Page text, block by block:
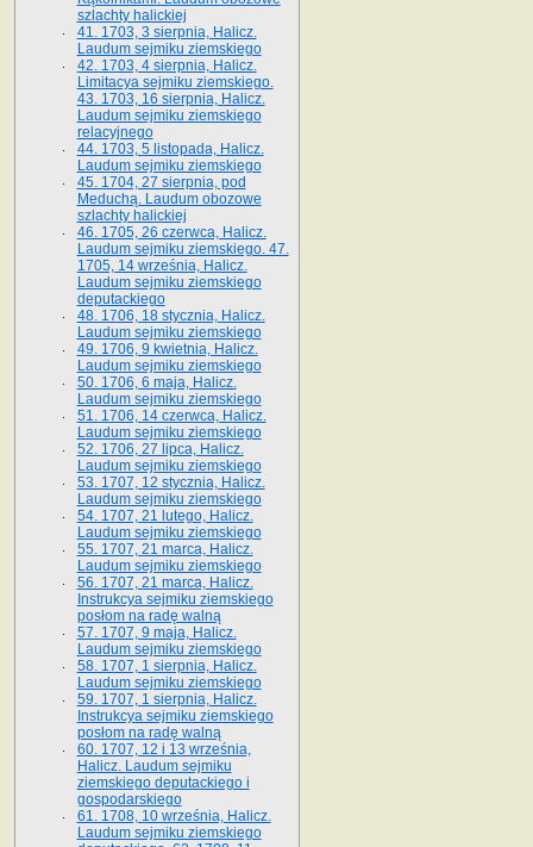
szlachty halickiej
41­. 1703, 3 sierpnia, Halicz.
Laudum sejmiku ziemskiego
42. 1703, 4 sierpnia, Halicz.
Limitacya sejmiku ziemskiego.
43. 1703, 16 sierpnia, Halicz.
Laudum sejmiku ziemskiego
relacyjnego
44. 1703, 5 listopada, Halicz.
Laudum sejmiku ziemskiego
45. 1704, 27 sierpnia, pod
Meduchą. Laudum obozowe
szlachty halickiej
46. 1705, 26 czerwca, Halicz.
Laudum sejmiku ziemskiego. 47.
1705, 14 września, Halicz.
Laudum sejmiku ziemskiego
deputackiego
48. 1706, 18 stycznia, Halicz.
Laudum sejmiku ziemskiego
49. 1706, 9 kwietnia, Halicz.
Laudum sejmiku ziemskiego
50. 1706, 6 maja, Halicz.
Laudum sejmiku ziemskiego
51. 1706, 14 czerwca, Halicz.
Laudum sejmiku ziemskiego
52. 1706, 27 lipca, Halicz.
Laudum sejmiku ziemskiego
53. 1707, 12 stycznia, Halicz.
Laudum sejmiku ziemskiego
54. 1707, 21 lutego, Halicz.
Laudum sejmiku ziemskiego
55. 1707, 21 marca, Halicz.
Laudum sejmiku ziemskiego
56. 1707, 21 marca, Halicz.
Instrukcya sejmiku ziemskiego
posłom na radę walną
57. 1707, 9 maja, Halicz.
Laudum sejmiku ziemskiego
58. 1707, 1 sierpnia, Halicz.
Laudum sejmiku ziemskiego
59. 1707, 1 sierpnia, Halicz.
Instrukcya sejmiku ziemskiego
posłom na radę walną
60. 1707, 12 i 13 września,
Halicz. Laudum sejmiku
ziemskiego deputackiego i
gospodarskiego
61. 1708, 10 września, Halicz.
Laudum sejmiku ziemskiego